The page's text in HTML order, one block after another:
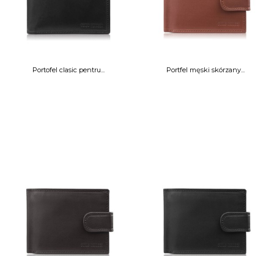
Portofel clasic pentru... Portfel męski skórzany...